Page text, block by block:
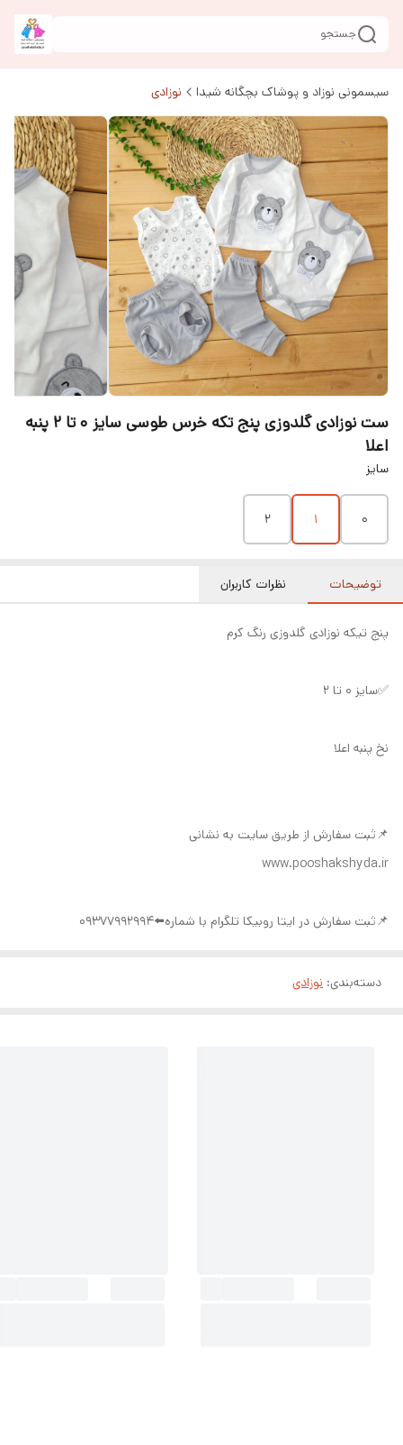
جستجو
سیسمونی نوزاد و پوشاک بچگانه شیدا نوزادی
ست نوزادی گلدوزی پنج تکه خرس طوسی سایز ۰ تا ۲ پنبه
اعلا
سایز
۰ ۱ ۲
توضیحات نظرات کاربران
پنج تیکه نوزادی گلدوزی رنگ کرم
✅سایز ۰ تا ۲
نخ پنبه اعلا
📌ثبت سفارش از طریق سایت به نشانی
www.pooshakshyda.ir
📌ثبت سفارش در ایتا روبیکا تلگرام با شماره⬅️09377992994
دسته‌بندی: نوزادی